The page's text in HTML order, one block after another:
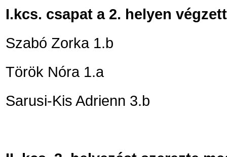
I.kcs. csapat a 2. helyen
Szabó Zorka 1.b
Török Nóra 1.a
Sarusi-Kis Adrienn 3.b